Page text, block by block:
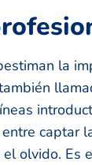
la
captar
olvido. Es